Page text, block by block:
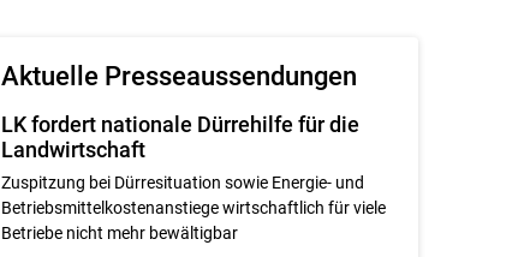
Aktuelle Presseaussendungen
LK fordert nationale Dürrehilfe für die
Landwirtschaft
Zuspitzung bei Dürresituation sowie Energie- und
Betriebsmittelkostenanstiege wirtschaftlich für viele
Betriebe nicht mehr bewältigbar